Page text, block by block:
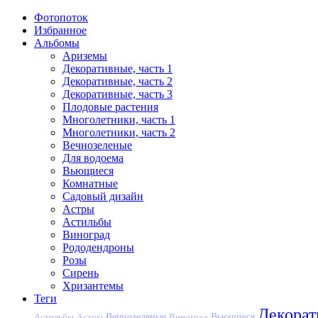
Фотопоток
Избранное
Альбомы
Ариземы
Декоративные, часть 1
Декоративные, часть 2
Декоративные, часть 3
Плодовые растения
Многолетники, часть 1
Многолетники, часть 2
Вечнозеленые
Для водоема
Вьющиеся
Комнатные
Садовый дизайн
Астры
Астильбы
Виноград
Рододендроны
Розы
Сирень
Хризантемы
Теги